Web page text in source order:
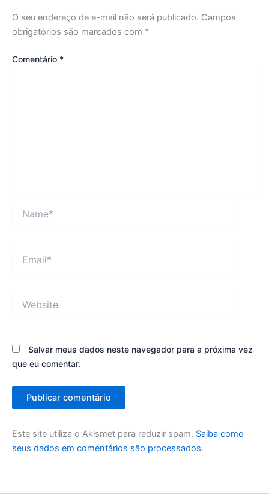
O seu endereço de e-mail não será publicado. Campos
obrigatórios são marcados com *
Comentário *
Salvar meus dados neste navegador para a próxima vez
que eu comentar.
Este site utiliza o Akismet para reduzir spam. Saiba como
seus dados em comentários são processados.